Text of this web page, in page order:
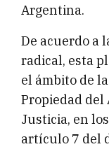
Argentina.
De acuerdo a
radical, esta
el ámbito de
Propiedad del
Justicia, en
artículo 7 del